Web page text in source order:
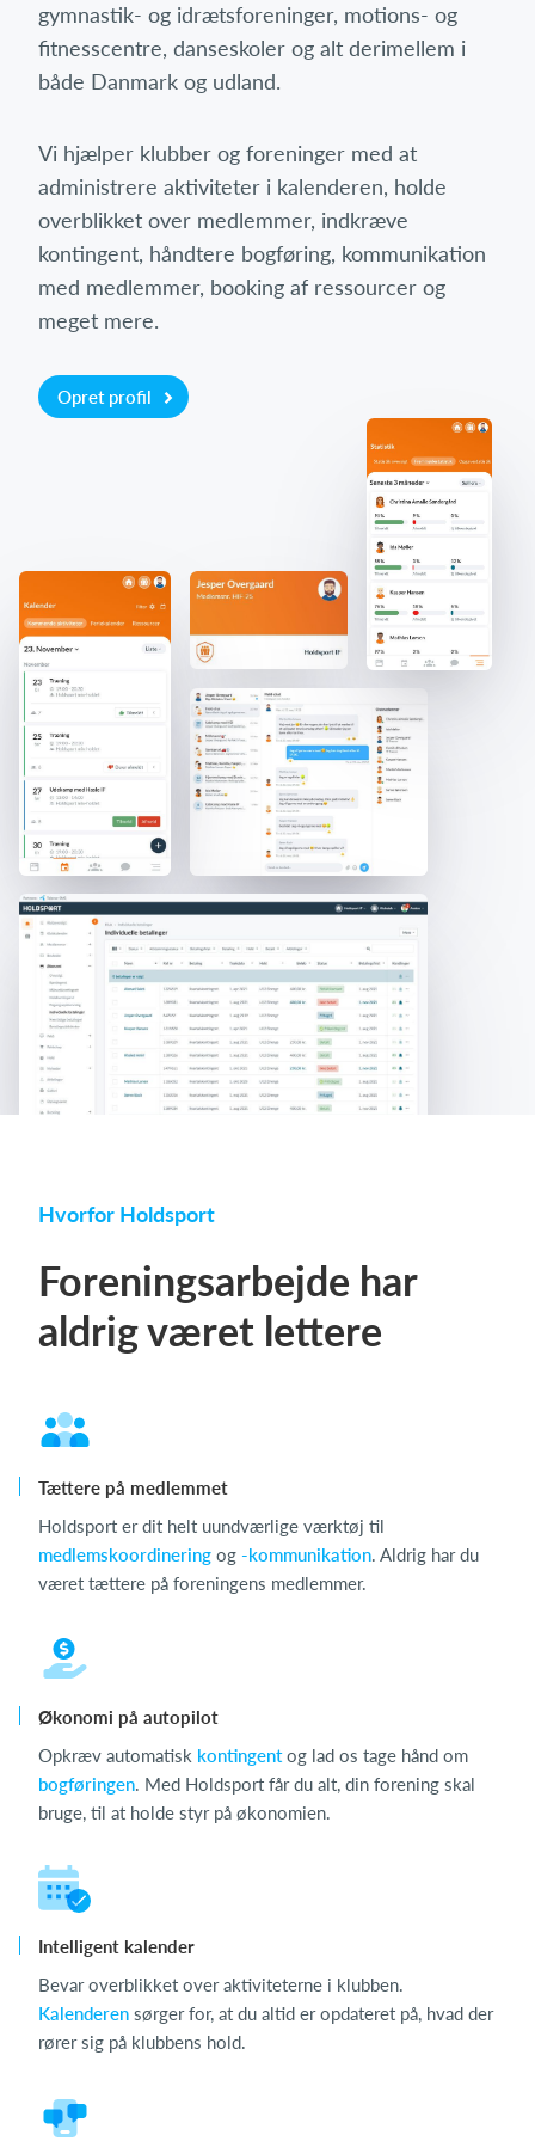
gymnastik- og idrætsforeninger, motions- og
fitnesscentre, danseskoler og alt derimellem i
både Danmark og udland.
Vi hjælper klubber og foreninger med at
administrere aktiviteter i kalenderen, holde
overblikket over medlemmer, indkræve
kontingent, håndtere bogføring, kommunikation
med medlemmer, booking af ressourcer og
meget mere.
Opret profil
Hvorfor Holdsport
Foreningsarbejde har
aldrig været lettere
Tættere på medlemmet
Holdsport er dit helt uundværlige værktøj til
medlemskoordinering og -kommunikation. Aldrig har du
været tættere på foreningens medlemmer.
Økonomi på autopilot
Opkræv automatisk kontingentog lad os tage hånd om
bogføringen. Med Holdsport får du alt, din forening skal
bruge, til at holde styr på økonomien.
Intelligent kalender
Bevar overblikket over aktiviteterne i klubben.
Kalenderen sørger for, at du altid er opdateret på, hvad der
rører sig på klubbens hold.